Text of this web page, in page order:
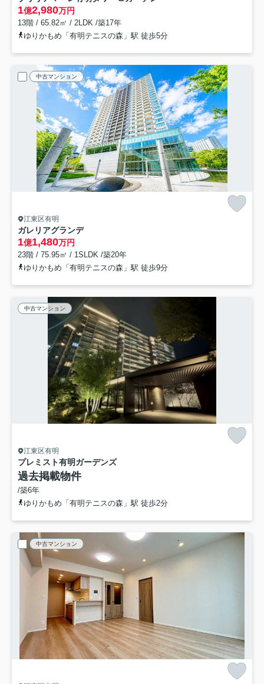
1億2,980万円
13階 / 65.82㎡ / 2LDK /築17年
ゆりかもめ「有明テニスの森」駅 徒歩5分
中古マンション
江東区有明
ガレリアグランデ
1億1,480万円
23階 / 75.95㎡ / 1SLDK /築20年
ゆりかもめ「有明テニスの森」駅 徒歩9分
中古マンション
江東区有明
プレミスト有明ガーデンズ
過去掲載物件
/築6年
ゆりかもめ「有明テニスの森」駅 徒歩2分
中古マンション